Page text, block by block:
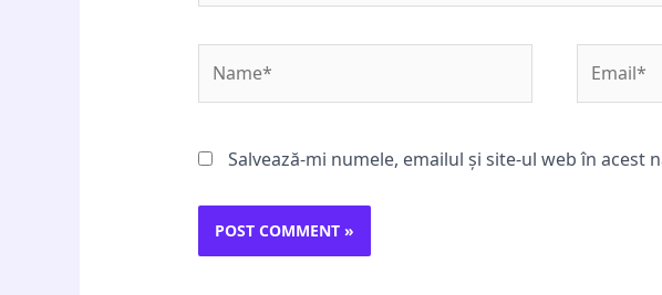
Salvează-mi numele, emailul și site-ul web în